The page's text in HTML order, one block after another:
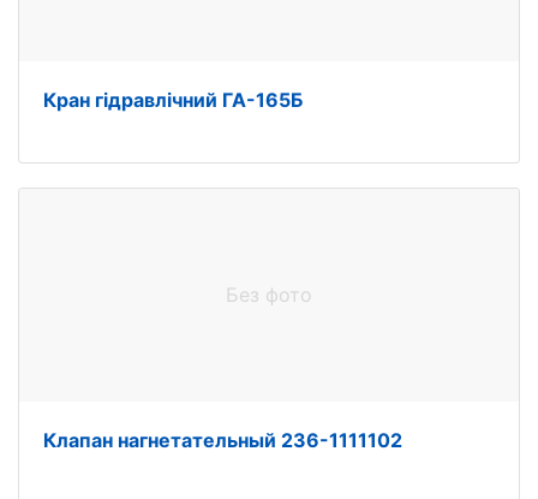
Кран гідравлічний ГА-165Б
Без фото
Клапан нагнетательный 236-1111102